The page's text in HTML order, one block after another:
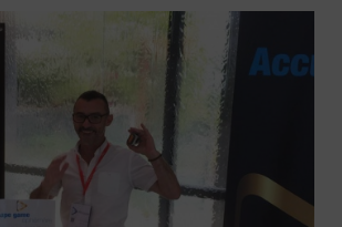
: Organisation d’un
game éphémère